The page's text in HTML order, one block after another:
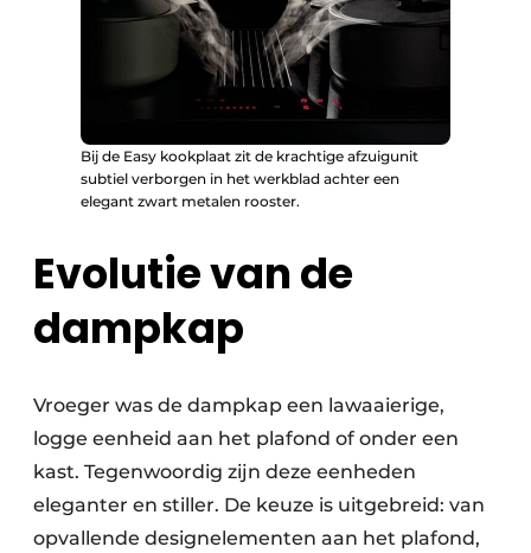
Bij de Easy kookplaat zit de krachtige afzuigunit
subtiel verborgen in het werkblad achter een
elegant zwart metalen rooster.
Evolutie van de
dampkap
Vroeger was de dampkap een lawaaierige,
logge eenheid aan het plafond of onder een
kast. Tegenwoordig zijn deze eenheden
eleganter en stiller. De keuze is uitgebreid: van
opvallende designelementen aan het plafond,